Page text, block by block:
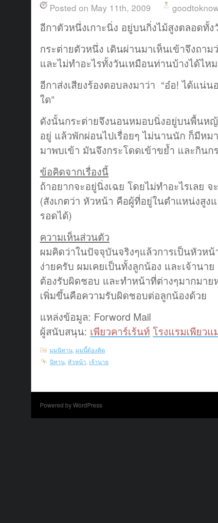
Posted on May 11th, 2009
อีกาตัวหนึ่งเกาะนิ่ง อยู่บนกิ่งไม้สูงตลอดทั้
กระต่ายตัวหนึ่ง เดินผ่านมาเห็นเข้าจึงถา
และไม่ทำอะไรทั้งวันเหมือนท่านบ้างได้ไหม
อีกาส่งเสียงร้องตอบลงมาว่า “อ๋อ! ได้แน่
ใด”
ดังนั้นกระต่ายจึงนอนหมอบนิ่งอยู่บนพื้นหญ้
อยู่ แล้วพักผ่อนไปเรื่อยๆ ไม่นานนัก ก็มีหม
มาพบเข้า มันจึงกระโดดเข้าขย้ำ และกิน
ข้อคิดจากเรื่องนี้
ถ้าอยากจะอยู่นิ่งเฉย โดยไม่ทำอะไรเลย
(สังเกตว่า หัวหน้า คือผู้ที่อยู่ในตำแหน่งสูง
รอดได้)
ความเห็นส่วนตัว
ผมคิดว่าในปัจจุบันจริงๆแล้วการเป็นหัวหน้
ง่ายครับ ผมเคยเป็นทั้งลูกน้อง และเจ้านา
ต้องรับผิดชอบ และทำหน้าที่ต่างๆมากมา
เพิ่มขึ้นคือความรับผิดชอบต่อลูกน้องด้วย
แหล่งข้อมูล: Forword Mail
ผู้สนับสนุน: เพียวคาร์เร้นท์ โรงแรมเพียว
มุมนิทาน มุมนี้ต้องคิด
นิทาน หัวหน้า เจ้านาย
Powered by WordPress